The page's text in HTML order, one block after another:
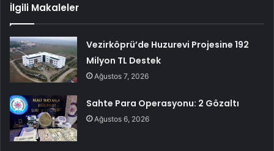
İlgili Makaleler
Vezirköprü’de Huzurevi Projesine 192
Milyon TL Destek
Ağustos 7, 2026
Sahte Para Operasyonu: 2 Gözaltı
Ağustos 6, 2026